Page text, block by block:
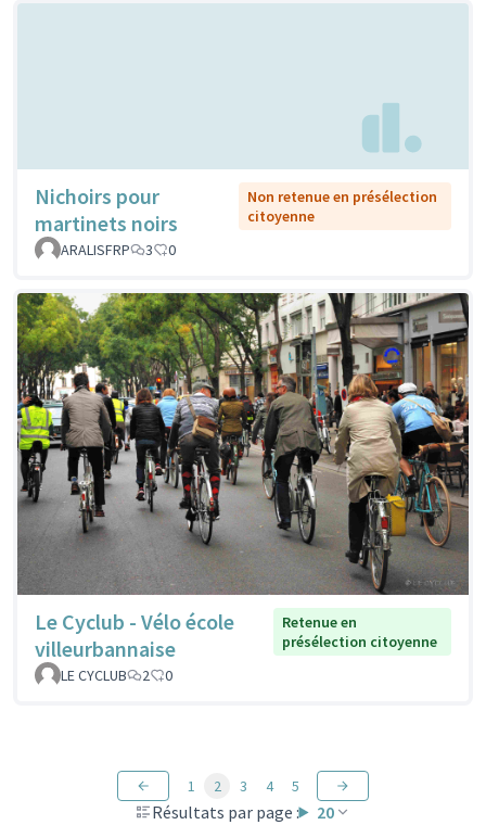
Nichoirs pour
martinets noirs
Non retenue en présélection
citoyenne
ARALISFRP
3 0
Le Cyclub - Vélo école
villeurbannaise
Retenue en
présélection citoyenne
LE CYCLUB
2 0
Résultats par page : 20
1 2 3 4 5